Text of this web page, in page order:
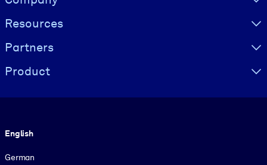
Resources
Partners
Product
English
German